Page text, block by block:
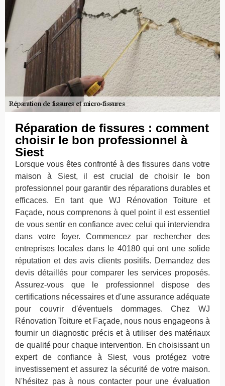
Réparation de fissures : comment
choisir le bon professionnel à
Siest
Lorsque vous êtes confronté à des fissures dans votre
maison à Siest, il est crucial de choisir le bon
professionnel pour garantir des réparations durables et
efficaces. En tant que WJ Rénovation Toiture et
Façade, nous comprenons à quel point il est essentiel
de vous sentir en confiance avec celui qui interviendra
dans votre foyer. Commencez par rechercher des
entreprises locales dans le 40180 qui ont une solide
réputation et des avis clients positifs. Demandez des
devis détaillés pour comparer les services proposés.
Assurez-vous que le professionnel dispose des
certifications nécessaires et d'une assurance adéquate
pour couvrir d'éventuels dommages. Chez WJ
Rénovation Toiture et Façade, nous nous engageons à
fournir un diagnostic précis et à utiliser des matériaux
de qualité pour chaque intervention. En choisissant un
expert de confiance à Siest, vous protégez votre
investissement et assurez la sécurité de votre maison.
N'hésitez pas à nous contacter pour une évaluation